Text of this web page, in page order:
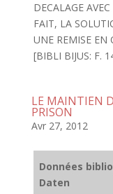
DECALAGE
FAIT, LA
UNE REMISE EN
[BIBLI BIJUS: F.
LE MAINTIEN
PRISON
Avr 27, 2012
Données
Daten